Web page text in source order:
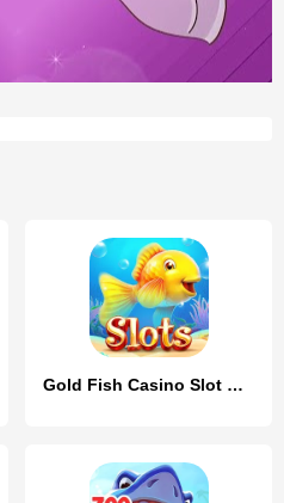
Gold Fish Casino Slot Games